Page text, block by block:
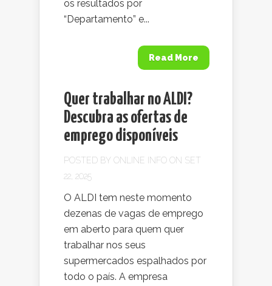
os resultados por
“Departamento” e...
Read More
Quer trabalhar no ALDI?
Descubra as ofertas de
emprego disponíveis
POSTED BY ONLINE INFO ON SET
22, 2025
O ALDI tem neste momento
dezenas de vagas de emprego
em aberto para quem quer
trabalhar nos seus
supermercados espalhados por
todo o país. A empresa